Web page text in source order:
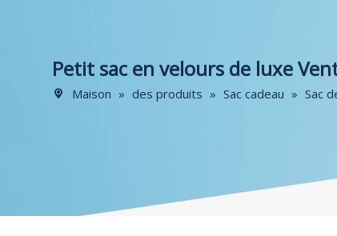
Petit sac en velours de luxe
Maison » des produits » Sac cadeau » Sac